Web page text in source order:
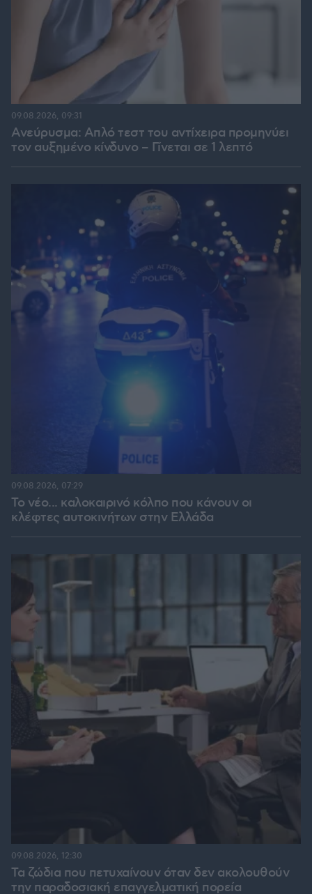
Ανεύρυσμα: Απλό τεστ του αντίχειρα προμηνύει
τον αυξημένο κίνδυνο – Γίνεται σε 1 λεπτό
09.08.2026, 09:31
Το νέο... καλοκαιρινό κόλπο που κάνουν οι
κλέφτες αυτοκινήτων στην Ελλάδα
09.08.2026, 07:29
Τα ζώδια που πετυχαίνουν όταν δεν ακολουθούν
την παραδοσιακή επαγγελματική πορεία
09.08.2026, 12:30